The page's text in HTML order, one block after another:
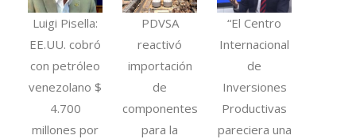
Luigi Pisella:
EE.UU. cobró
con petróleo
venezolano $
4.700
millones por
PDVSA
reactivó
importación
de
componentes
para la
“El Centro
Internacional
de
Inversiones
Productivas
pareciera una